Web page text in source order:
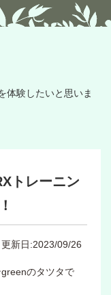
体験したいと思いま
トレーニン
更新日:2023/09/26
のタツタで